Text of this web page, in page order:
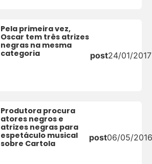
Pela primeira vez,
Oscar tem três atrizes
negras na mesma
categoria
post24/01/2017
Produtora procura
atores negros e
atrizes negras para
espetáculo musical
sobre Cartola
post06/05/